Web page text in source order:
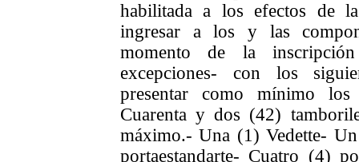
habilitada a los efectos de
ingresar a los y las
momento de la
excepciones- con los
presentar como mínimo los
Cuarenta y dos (42)
máximo.- Una (1) Vedette- Un
portaestandarte- Cuatro (4)